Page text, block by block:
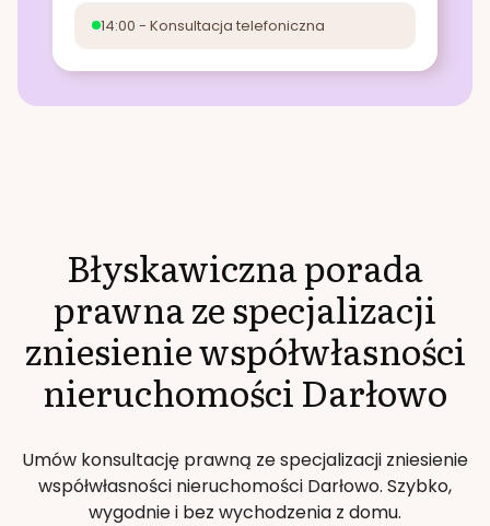
14:00 - Konsultacja telefoniczna
Błyskawiczna porada
prawna ze specjalizacji
zniesienie współwłasności
nieruchomościDarłowo
Umów konsultację prawną ze specjalizacji zniesienie
współwłasności nieruchomości Darłowo. Szybko,
wygodnie i bez wychodzenia z domu.